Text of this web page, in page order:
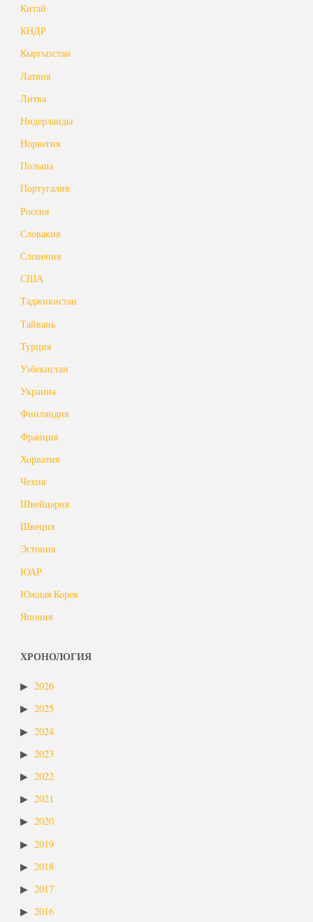
Китай
КНДР
Кыргызстан
Латвия
Литва
Нидерланды
Норвегия
Польша
Португалия
Россия
Словакия
Словения
США
Таджикистан
Тайвань
Турция
Узбекистан
Украина
Финляндия
Франция
Хорватия
Чехия
Швейцария
Швеция
Эстония
ЮАР
Южная Корея
Япония
ХРОНОЛОГИЯ
2026
2025
2024
2023
2022
2021
2020
2019
2018
2017
2016